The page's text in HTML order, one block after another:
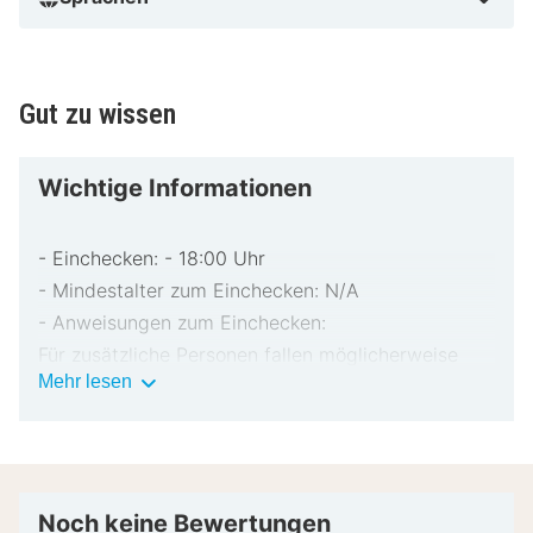
Gut zu wissen
Wichtige Informationen
- Einchecken: - 18:00 Uhr
- Mindestalter zum Einchecken: N/A
- Anweisungen zum Einchecken:
Für zusätzliche Personen fallen möglicherweise
Gebühren an, die abhängig von den Bestimmungen
bar für unvorhergesehene Aufwendungen verlangt.
Mehr lesen Wichtige
Noch keine Bewertungen